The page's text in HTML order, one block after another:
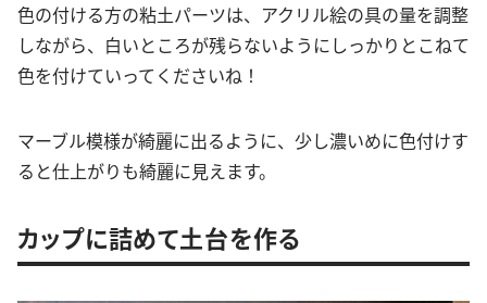
色の付ける方の粘土パーツは、アクリル絵の具の量を調整
しながら、白いところが残らないようにしっかりとこねて
色を付けていってくださいね！
マーブル模様が綺麗に出るように、少し濃いめに色付けす
ると仕上がりも綺麗に見えます。
カップに詰めて土台を作る